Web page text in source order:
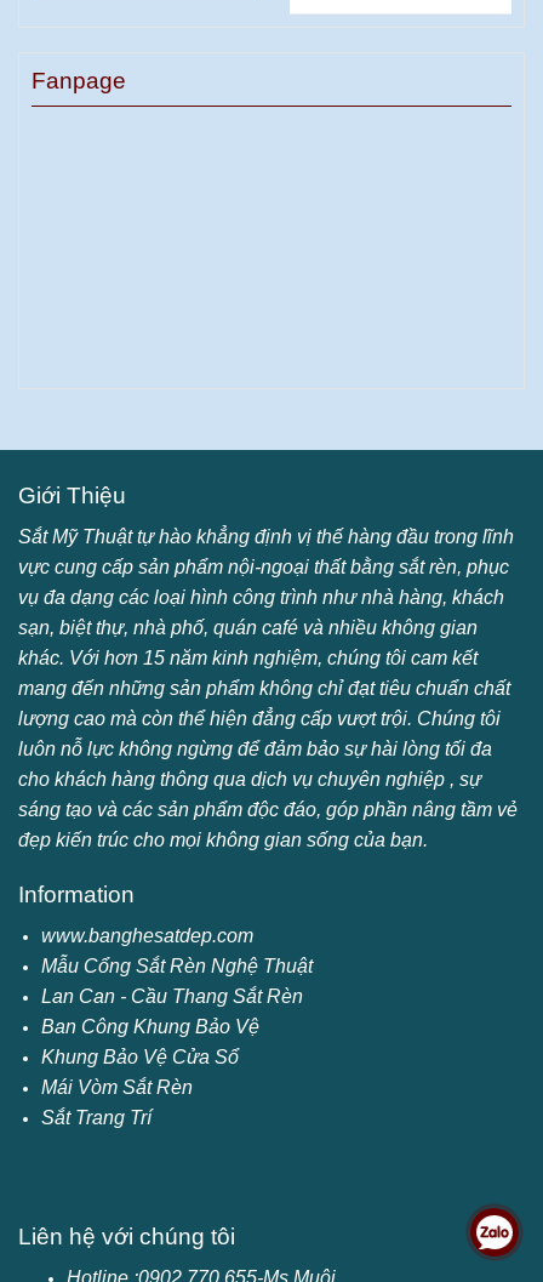
Fanpage
Giới Thiệu
Sắt Mỹ Thuật tự hào khẳng định vị thế hàng đầu trong lĩnh
vực cung cấp sản phẩm nội-ngoại thất bằng sắt rèn, phục
vụ đa dạng các loại hình công trình như nhà hàng, khách
sạn, biệt thự, nhà phố, quán café và nhiều không gian
khác. Với hơn 15 năm kinh nghiệm, chúng tôi cam kết
mang đến những sản phẩm không chỉ đạt tiêu chuẩn chất
lượng cao mà còn thể hiện đẳng cấp vượt trội. Chúng tôi
luôn nỗ lực không ngừng để đảm bảo sự hài lòng tối đa
cho khách hàng thông qua dịch vụ chuyên nghiệp , sự
sáng tạo và các sản phẩm độc đáo, góp phần nâng tầm vẻ
đẹp kiến trúc cho mọi không gian sống của bạn.
Information
www.banghesatdep.com
Mẫu Cổng Sắt Rèn Nghệ Thuật
Lan Can - Cầu Thang Sắt Rèn
Ban Công Khung Bảo Vệ
Khung Bảo Vệ Cửa Sổ
Mái Vòm Sắt Rèn
Sắt Trang Trí
Liên hệ với chúng tôi
Hotline :0902 770 655-Ms Muội